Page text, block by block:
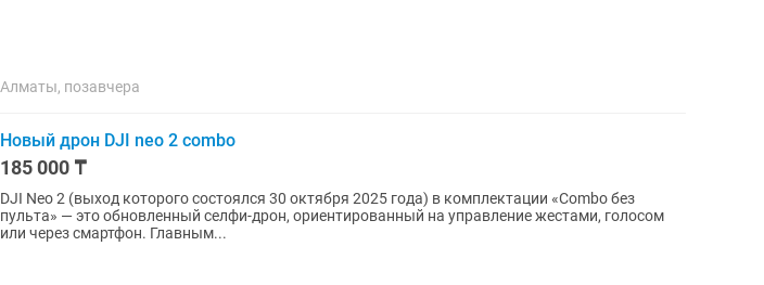
Алматы, позавчера
Новый дрон DJI neo 2 combo
185 000 ₸
DJI Neo 2 (выход которого состоялся 30 октября 2025 года) в комплектации «Combo без
пульта» — это обновленный селфи-дрон, ориентированный на управление жестами, голосом
или через смартфон. Главным...